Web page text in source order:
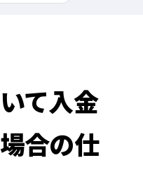
て入金
合の仕